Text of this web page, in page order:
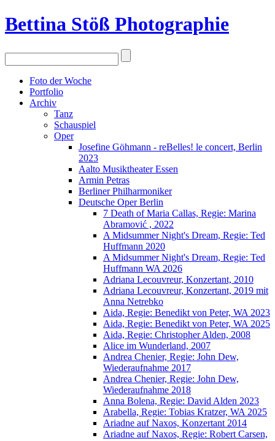
Bettina Stöß Photographie
Foto der Woche
Portfolio
Archiv
Tanz
Schauspiel
Oper
Josefine Göhmann - reBelles! le concert, Berlin
2023
Aalto Musiktheater Essen
Armin Petras
Berliner Philharmoniker
Deutsche Oper Berlin
7 Death of Maria Callas, Regie: Marina
Abramović , 2022
A Midsummer Night's Dream, Regie: Ted
Huffmann 2020
A Midsummer Night's Dream, Regie: Ted
Huffmann WA 2026
Adriana Lecouvreur, Konzertant, 2010
Adriana Lecouvreur, Konzertant, 2019 mit
Anna Netrebko
Aida, Regie: Benedikt von Peter, WA 2023
Aida, Regie: Benedikt von Peter, WA 2025
Aida, Regie: Christopher Alden, 2008
Alice im Wunderland, 2007
Andrea Chenier, Regie: John Dew,
Wiederaufnahme 2017
Andrea Chenier, Regie: John Dew,
Wiederaufnahme 2018
Anna Bolena, Regie: David Alden 2023
Arabella, Regie: Tobias Kratzer, WA 2025
Ariadne auf Naxos, Konzertant 2014
Ariadne auf Naxos, Regie: Robert Carsen,